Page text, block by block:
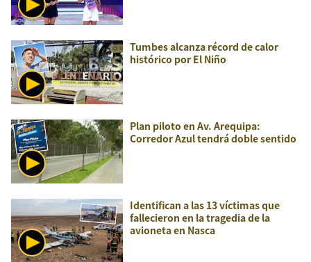
Tumbes alcanza récord de calor
histórico por El Niño
Plan piloto en Av. Arequipa:
Corredor Azul tendrá doble sentido
Identifican a las 13 víctimas que
fallecieron en la tragedia de la
avioneta en Nasca